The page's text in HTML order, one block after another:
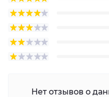
Нет отзывов о